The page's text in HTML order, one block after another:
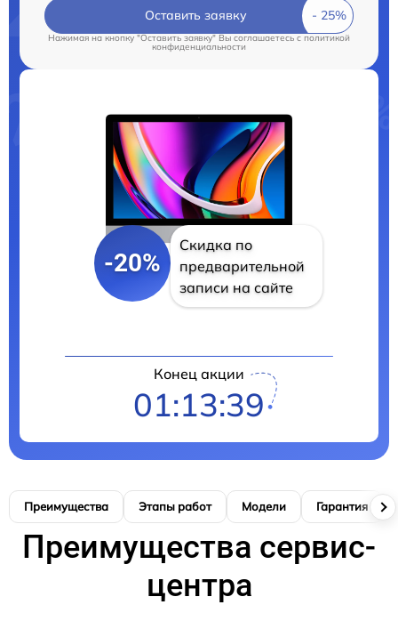
Оставить заявку
Нажимая на кнопку "Оставить заявку" Вы соглашаетесь cполитикой
конфиденциальности
-20%
Скидка по
предварительной
записи на сайте
Конец акции
01:13:38
Преимущества Этапы работ Модели Гарантия
Преимущества сервис-
центра